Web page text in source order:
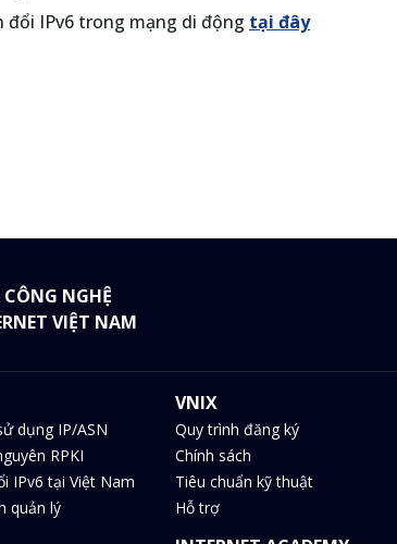
đổi IPv6 trong mạng di động tại đây
NGHỆ
VIỆT NAM
dụng IP/ASN
RPKI
IPv6 tại Việt Nam
quản lý
VNIX
Quy trình đăng ký
Chính sách
Tiêu chuẩn kỹ thuật
Hỗ trợ